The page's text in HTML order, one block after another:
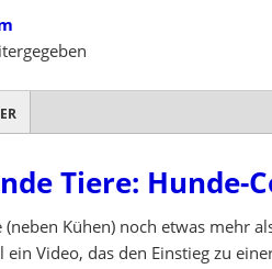
Tiere: Hunde-
(neben Kühen) noch etwas mehr
ein Video, das den Einstieg zu